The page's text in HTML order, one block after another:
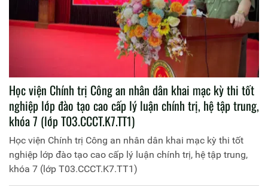
Học viện Chính trị Công an nhân dân khai mạc kỳ thi tốt
nghiệp lớp đào tạo cao cấp lý luận chính trị, hệ tập trung,
khóa 7 (lớp T03.CCCT.K7.TT1)
Học viện Chính trị Công an nhân dân khai mạc kỳ thi tốt
nghiệp lớp đào tạo cao cấp lý luận chính trị, hệ tập trung,
khóa 7 (lớp T03.CCCT.K7.TT1)